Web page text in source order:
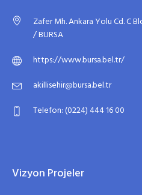
Zafer Mh. Ankara Yolu Cd. C
/ BURSA
https://www.bursa.bel.tr/
akillisehir@bursa.bel.tr
Telefon: (0224) 444 16 00
Vizyon Projeler